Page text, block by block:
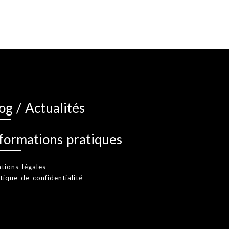
/ Actualités
pratiques
légales
de confidentialité